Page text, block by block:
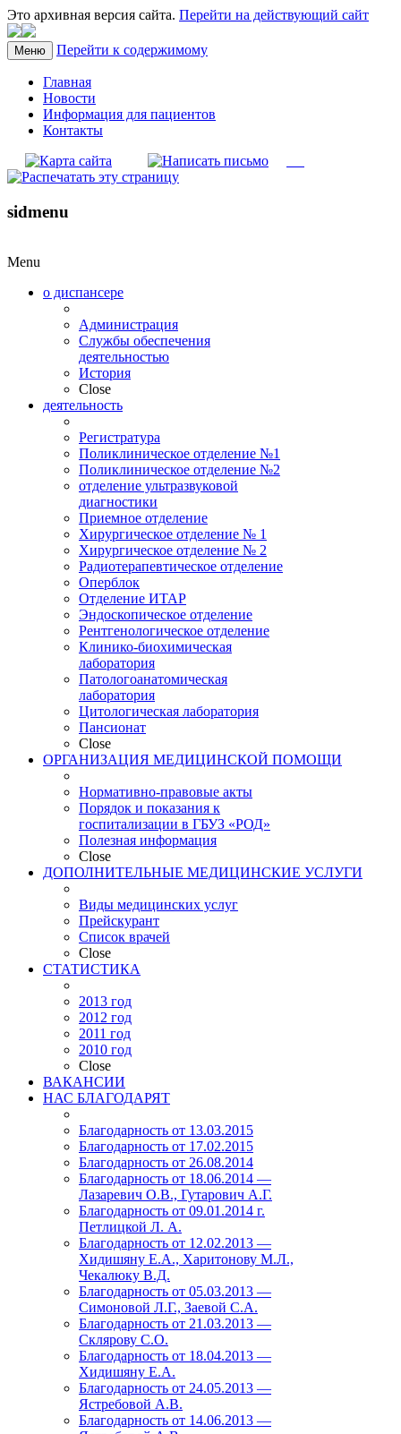
Это архивная версия сайта. Перейти на действующий сайт
Меню Перейти к содержимому
Главная
Новости
Информация для пациентов
Контакты
sidmenu
Menu
о диспансере
Администрация
Службы обеспечения
деятельностью
История
Close
деятельность
Регистратура
Поликлиническое отделение №1
Поликлиническое отделение №2
отделение ультразвуковой
диагностики
Приемное отделение
Хирургическое отделение № 1
Хирургическое отделение № 2
Радиотерапевтическое отделение
Оперблок
Отделение ИТАР
Эндоскопическое отделение
Рентгенологическое отделение
Клинико-биохимическая
лаборатория
Патологоанатомическая
лаборатория
Цитологическая лаборатория
Пансионат
Close
ОРГАНИЗАЦИЯ МЕДИЦИНСКОЙ ПОМОЩИ
Нормативно-правовые акты
Порядок и показания к
госпитализации в ГБУЗ «РОД»
Полезная информация
Close
ДОПОЛНИТЕЛЬНЫЕ МЕДИЦИНСКИЕ УСЛУГИ
Виды медицинских услуг
Прейскурант
Список врачей
Close
СТАТИСТИКА
2013 год
2012 год
2011 год
2010 год
Close
ВАКАНСИИ
НАС БЛАГОДАРЯТ
Благодарность от 13.03.2015
Благодарность от 17.02.2015
Благодарность от 26.08.2014
Благодарность от 18.06.2014 —
Лазаревич О.В., Гутарович А.Г.
Благодарность от 09.01.2014 г.
Петлицкой Л. А.
Благодарность от 12.02.2013 —
Хидишяну Е.А., Харитонову М.Л.,
Чекалюку В.Д.
Благодарность от 05.03.2013 —
Симоновой Л.Г., Заевой С.А.
Благодарность от 21.03.2013 —
Склярову С.О.
Благодарность от 18.04.2013 —
Хидишяну Е.А.
Благодарность от 24.05.2013 —
Ястребовой А.В.
Благодарность от 14.06.2013 —